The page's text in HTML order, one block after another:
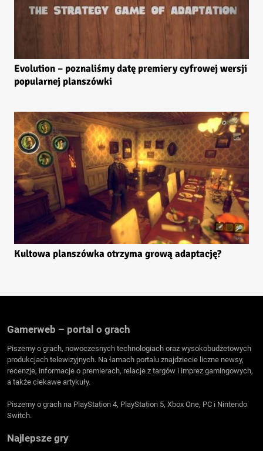
Evolution – poznaliśmy datę premiery cyfrowej wersji
popularnej planszówki
Kultowa planszówka otrzyma grową adaptację?
Gamerweb – portal o grach
Piszemy o grach, nowoczesnych technologiach oraz wysokobudżetowych
produkcjach telewizyjnych. Na łamach portalu znajdziecie liczne newsy,
recenzje, informacje o premierach, relacje z targów i imprez gamingowych,
a także ciekawe artykuły.
Piszemy o grach na PlayStation 4, PlayStation 5, Xbox One, PC i Nintendo
Switch.
Najlepsze gry